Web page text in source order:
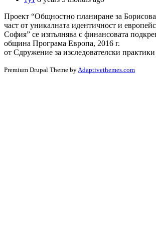
Проект “Общностно планиране за
част от уникалната идентичност и
София” се изпълнява с финансовата
община Програма Европа, 2016 г.
от Сдружение за изследователски практики
Premium Drupal Theme byAdaptivethemes.com